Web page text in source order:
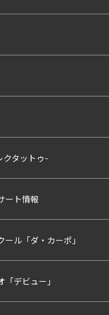
クタットゥ-
ート情報
ール「ダ・カーポ」
「デビュー」